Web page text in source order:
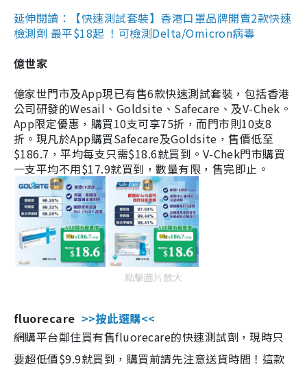
延伸閱讀：【快速測試套裝】香港口罩品牌開賣2款快速
檢測劑 最平$18起 ！可檢測Delta/Omicron病毒
億世家
億家世門市及App現已有售6款快速測試套裝，包括香港
公司研發的Wesail、Goldsite、Safecare、及V-Chek。
App限定優惠，購買10支可享75折，而門市則10支8
折。現凡於App購買Safecare及Goldsite，售價低至
$186.7，平均每支只需$18.6就買到。V-Chek門市購買
一支平均不用$17.9就買到，數量有限，售完即止。
點擊圖片放大
fluorecare >>按此選購<<
網購平台鄰住買有售fluorecare的快速測試劑，現時只
要超低價$9.9就買到，購買前請先注意送貨時間！這款